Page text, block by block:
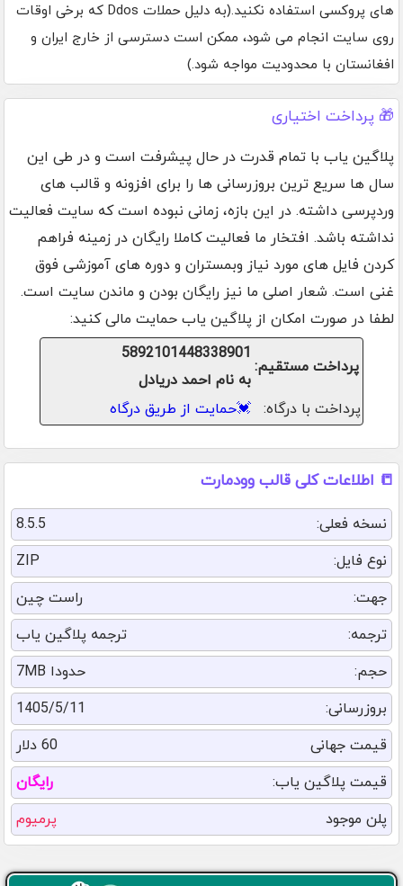
های پروکسی استفاده نکنید.(به دلیل حملات Ddos که برخی اوقات
روی سایت انجام می شود، ممکن است دسترسی از خارج ایران و
افغانستان با محدودیت مواجه شود.)
🎁 پرداخت اختیاری
پلاگین یاب با تمام قدرت در حال پیشرفت است و در طی این
سال ها سریع ترین بروزرسانی ها را برای افزونه و قالب های
وردپرسی داشته. در این بازه، زمانی نبوده است که سایت فعالیت
نداشته باشد. افتخار ما فعالیت کاملا رایگان در زمینه فراهم
کردن فایل های مورد نیاز وبمستران و دوره های آموزشی فوق
غنی است. شعار اصلی ما نیز رایگان بودن و ماندن سایت است.
لطفا در صورت امکان از پلاگین یاب حمایت مالی کنید:
پرداخت مستقیم:
5892101448338901
به نام احمد دریادل
پرداخت با درگاه:
💓حمایت از طریق درگاه
📒 اطلاعات کلی قالب وودمارت
نسخه فعلی:
8.5.5
نوع فایل:
ZIP
جهت:
راست چین
ترجمه:
ترجمه پلاگین یاب
حجم:
حدودا 7MB
بروزرسانی:
1405/5/11
قیمت جهانی
60 دلار
قیمت پلاگین یاب:
رایگان
پلن موجود
پرمیوم